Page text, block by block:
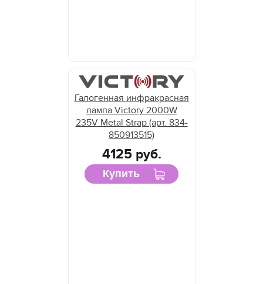
Галогенная инфракрасная
лампа Victory 2000W
235V Metal Strap (арт. 834-
850913515)
4125 руб.
Купить